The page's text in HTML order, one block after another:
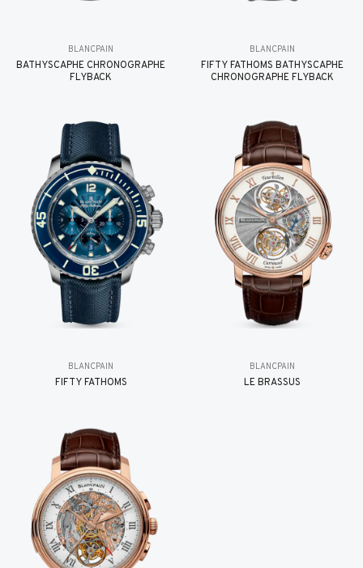
BLANCPAIN
BATHYSCAPHE CHRONOGRAPHE
FLYBACK
BLANCPAIN
FIFTY FATHOMS BATHYSCAPHE
CHRONOGRAPHE FLYBACK
BLANCPAIN
FIFTY FATHOMS
BLANCPAIN
LE BRASSUS